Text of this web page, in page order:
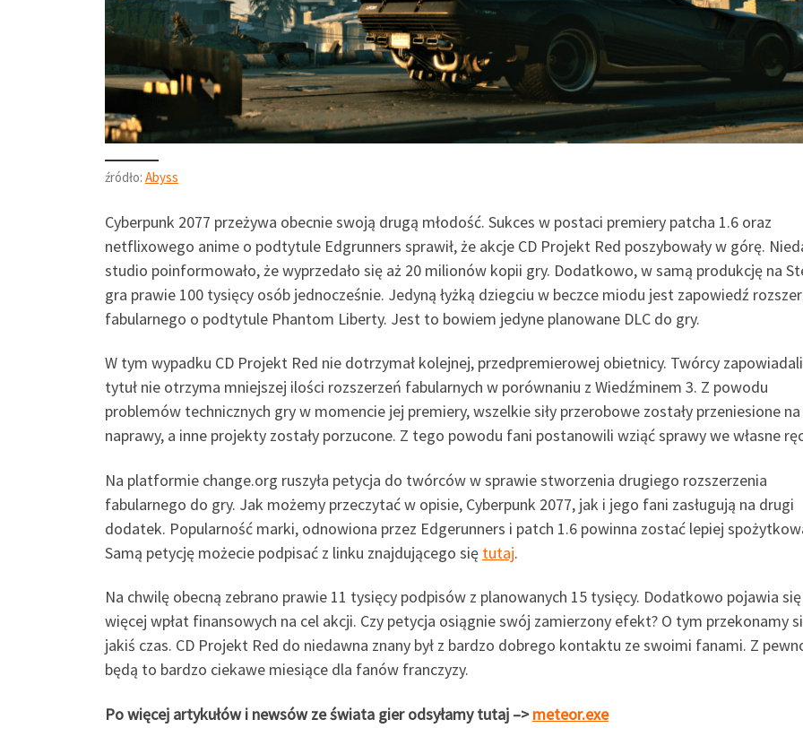
źródło: Abyss
Cyberpunk 2077 przeżywa obecnie swoją drugą młodość. Sukces w postaci premiery patcha 1.6 oraz
netflixowego anime o podtytule Edgrunners sprawił, że akcje CD Projekt Red poszybowały w górę.
studio poinformowało, że wyprzedało się aż 20 milionów kopii gry. Dodatkowo, w samą produkcję na
gra prawie 100 tysięcy osób jednocześnie. Jedyną łyżką dziegciu w beczce miodu jest zapowiedź
fabularnego o podtytule Phantom Liberty. Jest to bowiem jedyne planowane DLC do gry.
W tym wypadku CD Projekt Red nie dotrzymał kolejnej, przedpremierowej obietnicy. Twórcy
tytuł nie otrzyma mniejszej ilości rozszerzeń fabularnych w porównaniu z Wiedźminem 3. Z powodu
problemów technicznych gry w momencie jej premiery, wszelkie siły przerobowe zostały przeniesione na
naprawy, a inne projekty zostały porzucone. Z tego powodu fani postanowili wziąć sprawy we własne
Na platformie change.org ruszyła petycja do twórców w sprawie stworzenia drugiego rozszerzenia
fabularnego do gry. Jak możemy przeczytać w opisie, Cyberpunk 2077, jak i jego fani zasługują na drugi
dodatek. Popularność marki, odnowiona przez Edgerunners i patch 1.6 powinna zostać lepiej
Samą petycję możecie podpisać z linku znajdującego się tutaj.
Na chwilę obecną zebrano prawie 11 tysięcy podpisów z planowanych 15 tysięcy. Dodatkowo pojawia
więcej wpłat finansowych na cel akcji. Czy petycja osiągnie swój zamierzony efekt? O tym przekonamy
jakiś czas. CD Projekt Red do niedawna znany był z bardzo dobrego kontaktu ze swoimi fanami. Z
będą to bardzo ciekawe miesiące dla fanów franczyzy.
Po więcej artykułów i newsów ze świata gier odsyłamy tutaj –>meteor.exe